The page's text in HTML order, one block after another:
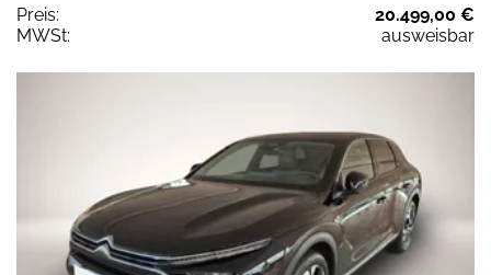
Preis:
20.499,00 €
MWSt:
ausweisbar